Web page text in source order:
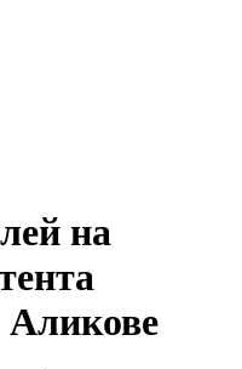
на